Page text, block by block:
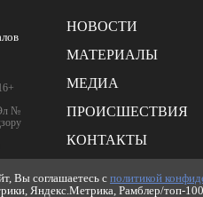
Вы соглашаетесь сполитикой
Яндекс.Метрика, Рамблер/топ-
№
НОВОСТИ
МАТЕРИАЛЫ
МЕДИА
ПРОИСШЕСТВИЯ
КОНТАКТЫ